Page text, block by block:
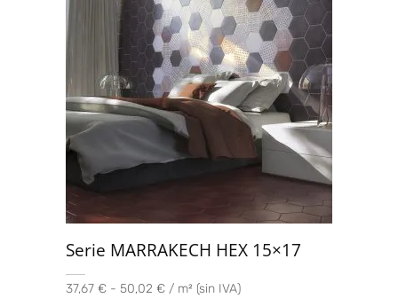
Serie MARRAKECH HEX 15×17
37,67 € - 50,02 € / m² (sin IVA)